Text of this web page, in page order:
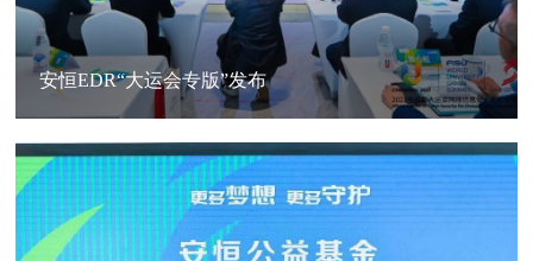
安恒EDR“大运会专版”发布